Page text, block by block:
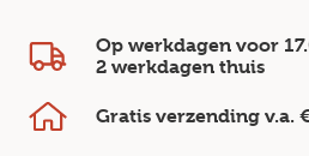
Op werkdagen voor
2 werkdagen thuis
Gratis verzending v.a.